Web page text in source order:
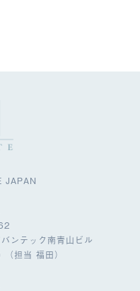
JAPAN
ンテック南青山ビル
担当 福田）